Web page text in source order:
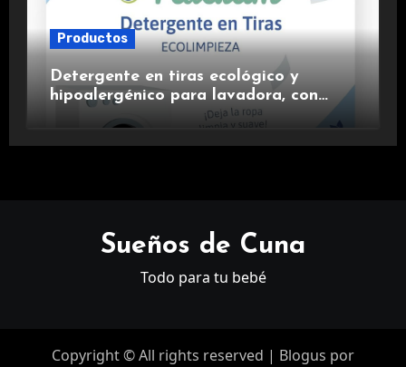
Productos
Detergente en tiras ecológico y
hipoalergénico para lavadora, con
suavizante incluido y fragancia de
lavanda.
Sueños de Cuna
Todo para tu bebé
Copyright © All rights reserved | Blogus por